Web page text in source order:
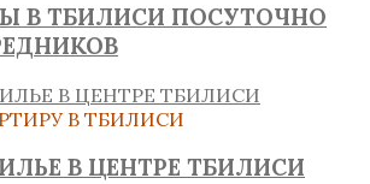
В ТБИЛИСИ ПОСУТОЧНО
В ТБИЛИСИ
В ЦЕНТРЕ ТБИЛИСИ